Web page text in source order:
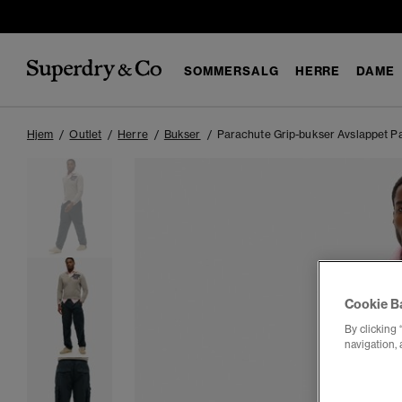
SOMMERSALG HERRE DAME
Hjem Outlet Herre Bukser Parachute Grip-bukser Avslappet
Cookie
By clicking
navigation,